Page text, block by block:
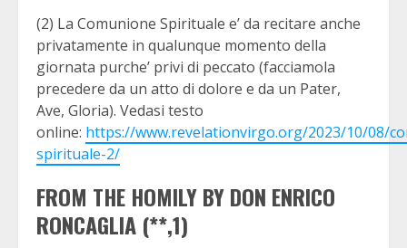
(2) La Comunione Spirituale e’ da recitare anche
privatamente in qualunque momento della
giornata purche’ privi di peccato (facciamola
precedere da un atto di dolore e da un Pater,
Ave, Gloria). Vedasi testo
online: https://www.revelationvirgo.org/2023/10/08/
spirituale-2/
FROM THE HOMILY BY DON ENRICO
RONCAGLIA (**,1)